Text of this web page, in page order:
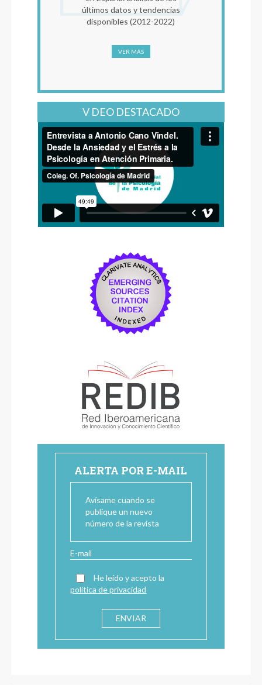
últimos datos y tendencias
disponibles (2012-2022)
VER MÁS
V DEO DESTACADO
ALERTA POR E-MAIL
Avísame cuando se
publique un nuevo
número de la revista
He leído y acepto la
política de privacidad